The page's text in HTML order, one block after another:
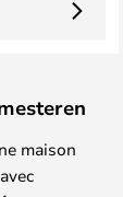
maison